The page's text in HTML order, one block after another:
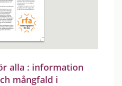
alla : information
mångfald i